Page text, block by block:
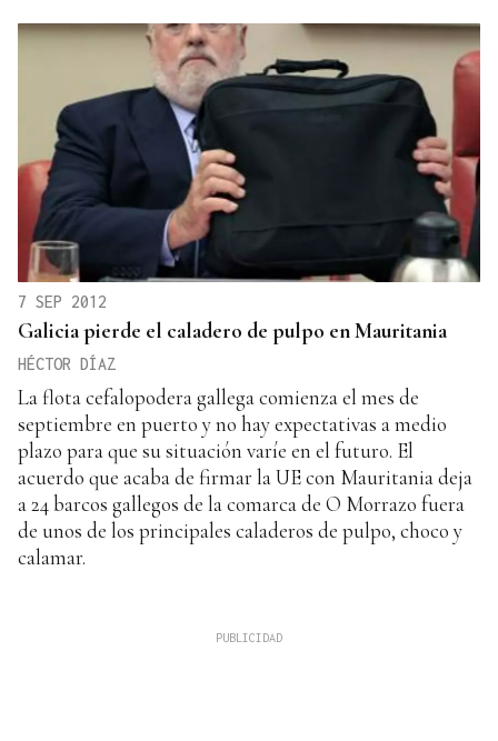
7 SEP 2012
Galicia pierde el caladero de pulpo en Mauritania
HÉCTOR DÍAZ
La flota cefalopodera gallega comienza el mes de
septiembre en puerto y no hay expectativas a medio
plazo para que su situación varíe en el futuro. El
acuerdo que acaba de firmar la UE con Mauritania deja
a 24 barcos gallegos de la comarca de O Morrazo fuera
de unos de los principales caladeros de pulpo, choco y
calamar.